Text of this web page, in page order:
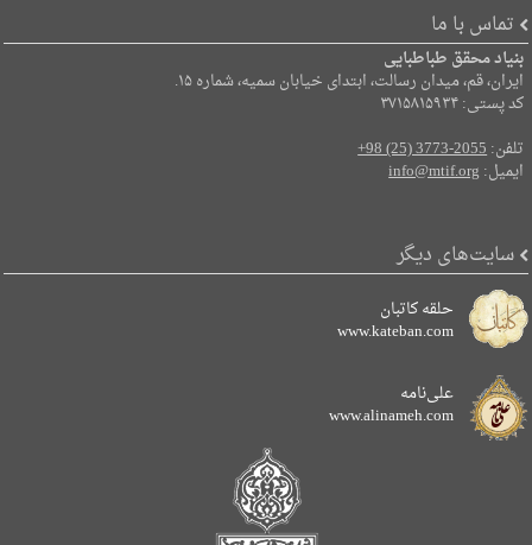
تماس با ما
بنیاد محقق طباطبایی
ایران، قم، میدان رسالت، ابتدای خیابان سمیه، شماره ۱۵.
کد پستی: ۳۷۱۵۸۱۵۹۳۴
تلفن:+98 (25) 3773-2055
ایمیل:info@mtif.org
سایت‌های دیگر
حلقه کاتبان
www.kateban.com
علی‌نامه
www.alinameh.com